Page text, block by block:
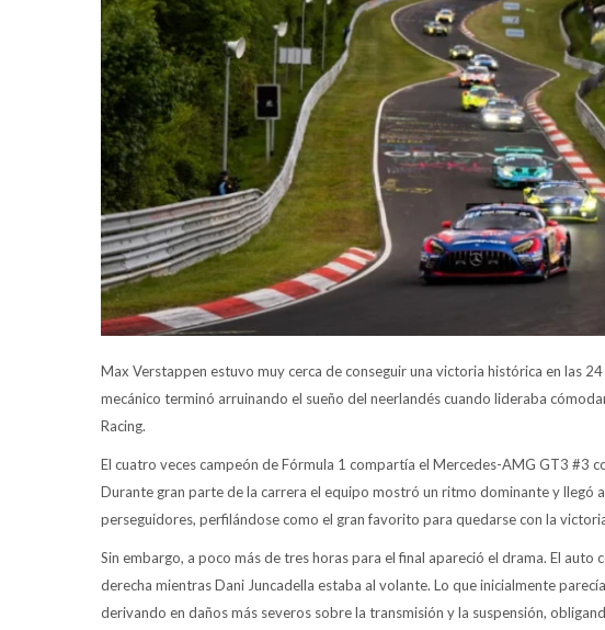
Max Verstappen estuvo muy cerca de conseguir una victoria histórica en las
mecánico terminó arruinando el sueño del neerlandés cuando lideraba
Racing.
El cuatro veces campeón de Fórmula 1 compartía el Mercedes-AMG GT3 #3
Durante gran parte de la carrera el equipo mostró un ritmo dominante y llegó
perseguidores, perfilándose como el gran favorito para quedarse con la
Sin embargo, a poco más de tres horas para el final apareció el drama. El
derecha mientras Dani Juncadella estaba al volante. Lo que inicialmente
derivando en daños más severos sobre la transmisión y la suspensión,